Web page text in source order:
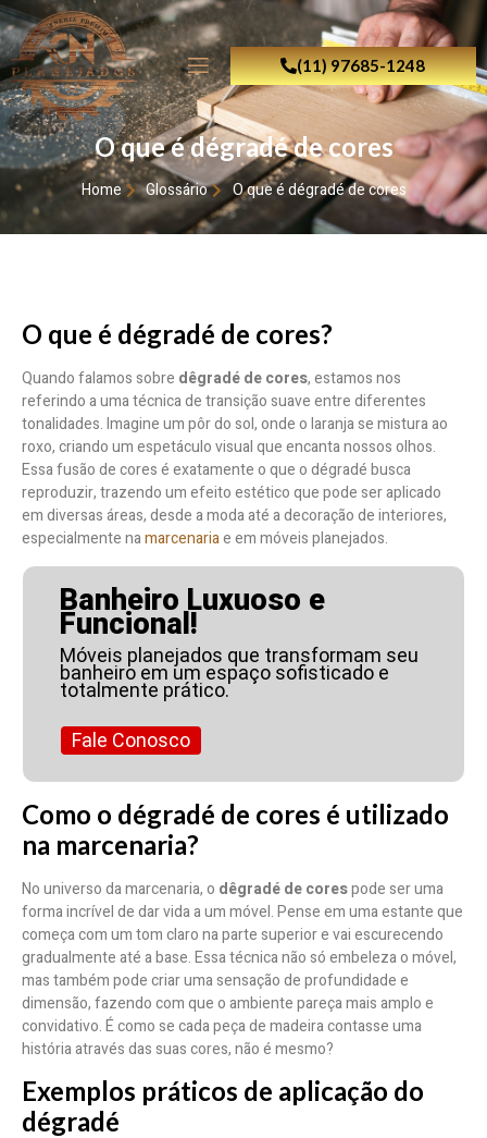
(11) 97685-1248
O que é dégradé de cores
Home Glossário O que é dégradé de cores
O que é dégradé de cores?
Quando falamos sobre dêgradé de cores, estamos nos
referindo a uma técnica de transição suave entre diferentes
tonalidades. Imagine um pôr do sol, onde o laranja se mistura ao
roxo, criando um espetáculo visual que encanta nossos olhos.
Essa fusão de cores é exatamente o que o dégradé busca
reproduzir, trazendo um efeito estético que pode ser aplicado
em diversas áreas, desde a moda até a decoração de interiores,
especialmente namarcenariae em móveis planejados.
Banheiro Luxuoso e
Funcional!
Móveis planejados que transformam seu
banheiro em um espaço sofisticado e
totalmente prático.
Fale Conosco
Como o dégradé de cores é utilizado
na marcenaria?
No universo da marcenaria, o dêgradé de corespode ser uma
forma incrível de dar vida a um móvel. Pense em uma estante que
começa com um tom claro na parte superior e vai escurecendo
gradualmente até a base. Essa técnica não só embeleza o móvel,
mas também pode criar uma sensação de profundidade e
dimensão, fazendo com que o ambiente pareça mais amplo e
convidativo. É como se cada peça de madeira contasse uma
história através das suas cores, não é mesmo?
Exemplos práticos de aplicação do
dégradé